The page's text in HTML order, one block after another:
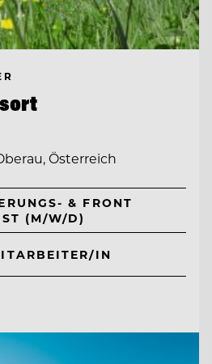
Österreich
& FRONT
(M/W/D)
IN